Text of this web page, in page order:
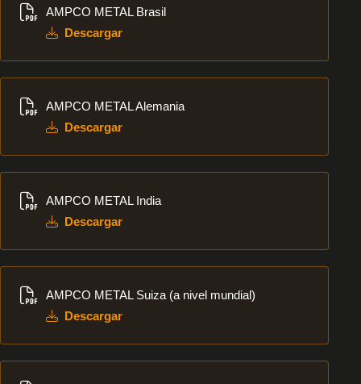
AMPCO METAL Brasil
Descargar
AMPCO METAL Alemania
Descargar
AMPCO METAL India
Descargar
AMPCO METAL Suiza (a nivel mundial)
Descargar